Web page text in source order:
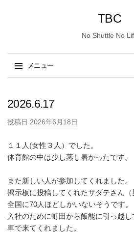
TBC
No Shuttle No
メニュー
ン
ン
へ
ス
ッ
プ
2026.6.17
投稿日 2026年6月18日
１１人(女性３人）でした。
体育館の中は少し蒸し暑かったです。
また新しい人が参加してくれました。
掲示板に投稿してくれたサダテさん
全国に70人ほどしかいないそうです。
入社のために町田から飯能に引っ越
車で来てくれました。